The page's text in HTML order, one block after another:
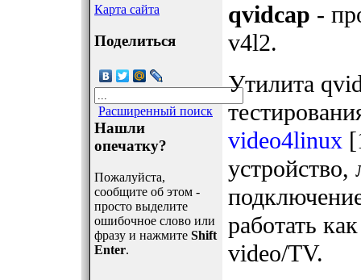
Карта сайта
Поделиться
Расширенный поиск
Нашли
опечатку?
Пожалуйста,
сообщите об этом -
просто выделите
ошибочное слово или
фразу и нажмите Shift
Enter.
qvidcap -
v4l2.
Утилита
video4linux
устройство,
работать
video/TV.